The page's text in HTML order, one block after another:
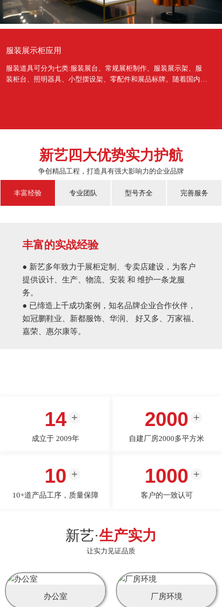
服装展示柜应用
服装道具可分为七类:服装展台、常规展柜制作、服装展示架、服
装柜台、照明器具、小型摆设架、零配件和展品标牌。随着国内经
新艺四大优势实力护航
争创精品工程，打造具有强大影响力的企业品牌
丰富经验 专业团队 型号齐全 完善服务
丰富的实战经验
● 新艺多年致力于展柜定制、专卖店建设，为客户
提供设计、生产、物流、安装 和 维护一条龙服
务。
● 已缔造上千成功案例，知名品牌企业合作伙伴，
如冠鹏鞋业、新都服饰、华润、 好又多、万家福、
嘉荣、惠尔康等。
14
成立于 2009年
2000
自建厂房2000多平方米
10
10+道产品工序，质量保障
1000
客户的一致认可
新艺·生产实力
让实力见证品质
办公室 厂房环境